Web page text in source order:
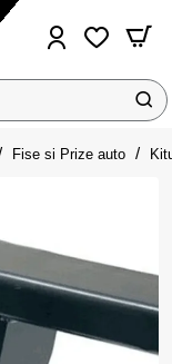
Fise si Prize auto